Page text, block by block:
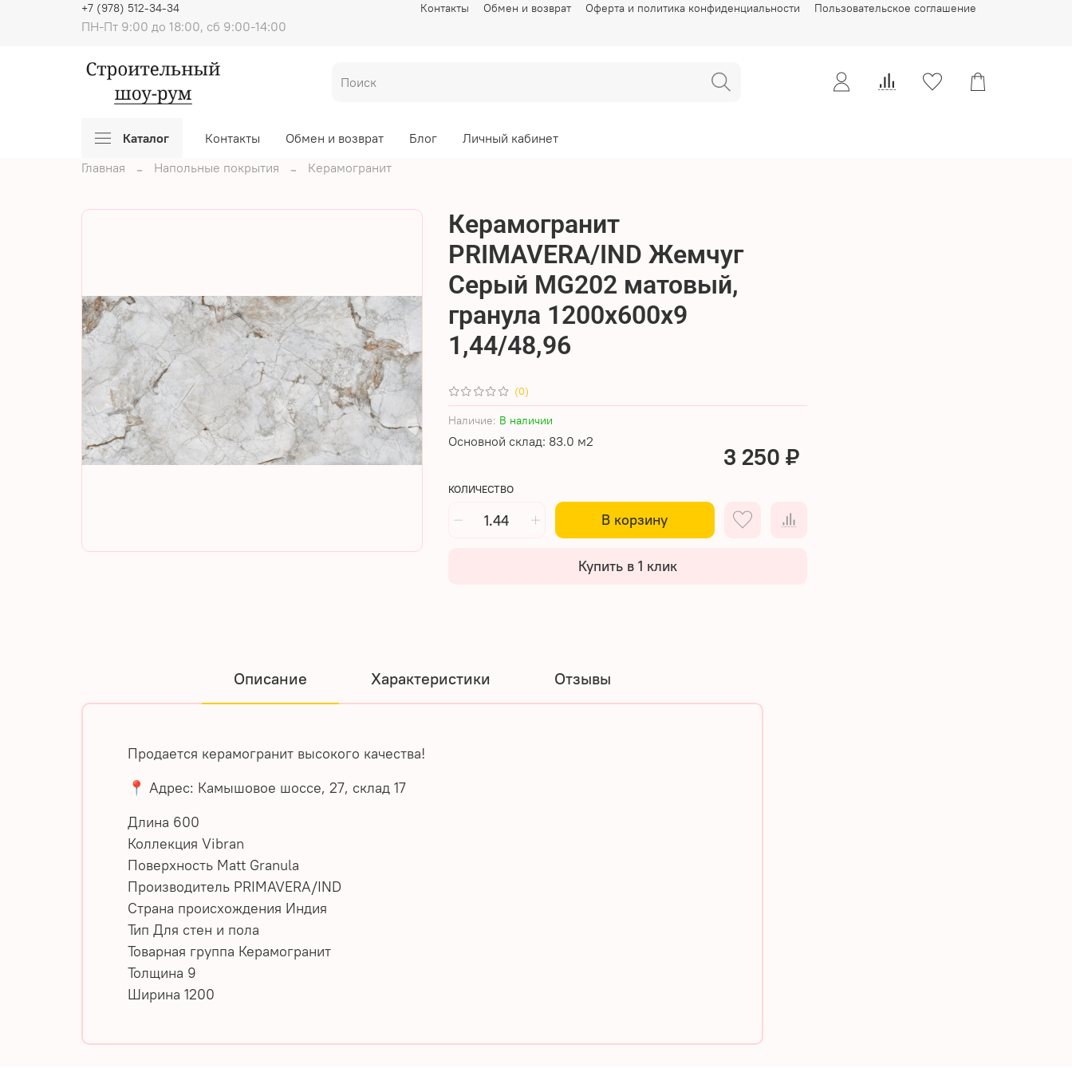
Контакты Обмен и возврат Оферта и политика конфиденциальности Пользовательское соглашение
ПН-Пт 9:00 до 18:00, сб 9:00-14:00
+7 (978) 512-34-34
Каталог Контакты Обмен и возврат Блог
Личный кабинет
Главная
Напольные покрытия Керамогранит
(0)
Наличие: В наличии
Основной склад: 83.0 м2
Керамогранит
PRIMAVERA/IND Жемчуг
Серый MG202 матовый,
гранула 1200х600х9
1,44/48,96
3 250 ₽
КОЛИЧЕСТВО
В корзину
Купить в 1 клик
Описание Характеристики Отзывы
Продается керамогранит высокого качества!
📍 Адрес: Камышовое шоссе, 27, склад 17
Длина 600
Коллекция Vibran
Поверхность Matt Granula
Производитель PRIMAVERA/IND
Страна происхождения Индия
Тип Для стен и пола
Товарная группа Керамогранит
Толщина 9
Ширина 1200